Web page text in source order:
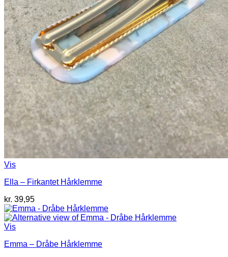
Vis
Ella – Firkantet Hårklemme
kr. 39,95
Vis
Emma – Dråbe Hårklemme